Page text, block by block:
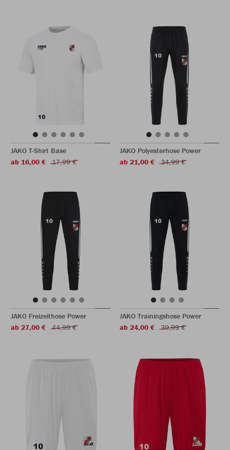
JAKO T-Shirt Base
ab 16,00 €
17,99 €
JAKO Polyesterhose Power
ab 21,00 €
34,99 €
JAKO Freizeithose Power
ab 27,00 €
44,99 €
JAKO Trainingshose Power
ab 24,00 €
39,99 €